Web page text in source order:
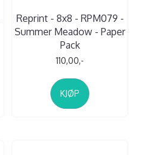
Reprint - 8x8 - RPM079 -
Summer Meadow - Paper
Pack
110,00,-
KJØP